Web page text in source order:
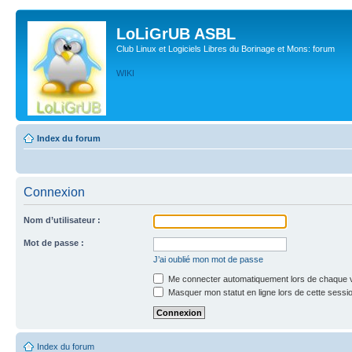
LoLiGrUB ASBL
Club Linux et Logiciels Libres du Borinage et Mons: forum
WIKI
Index du forum
Connexion
Nom d’utilisateur :
Mot de passe :
J’ai oublié mon mot de passe
Me connecter automatiquement lors de chaque
Masquer mon statut en ligne lors de cette
Index du forum